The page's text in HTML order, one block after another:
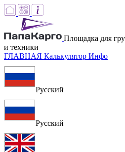
Площадка для
и техники
ГЛАВНАЯ Калькулятор Инфо
Русский
Русский